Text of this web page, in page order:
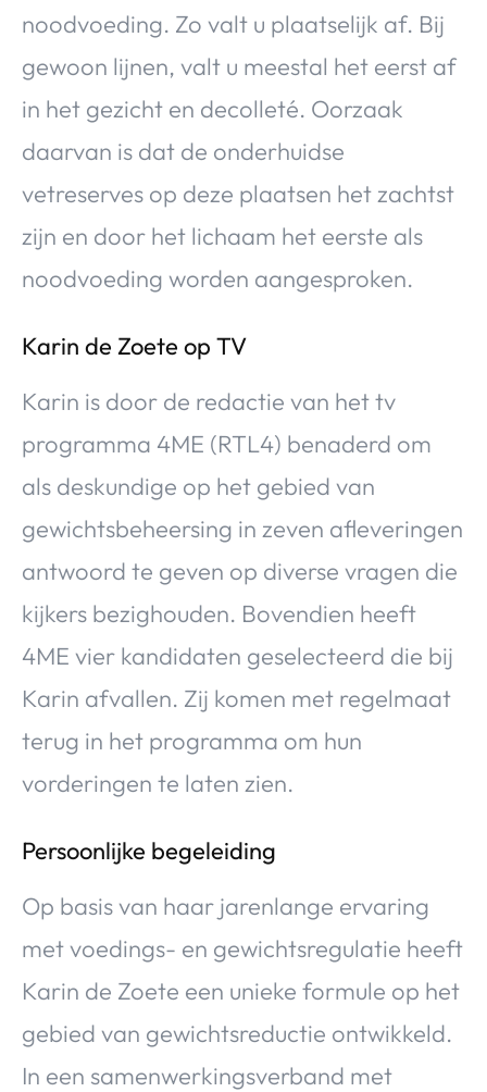
noodvoeding. Zo valt u plaatselijk af. Bij
gewoon lijnen, valt u meestal het eerst af
in het gezicht en decolleté. Oorzaak
daarvan is dat de onderhuidse
vetreserves op deze plaatsen het zachtst
zijn en door het lichaam het eerste als
noodvoeding worden aangesproken.
Karin de Zoete op TV
Karin is door de redactie van het tv
programma 4ME (RTL4) benaderd om
als deskundige op het gebied van
gewichtsbeheersing in zeven afleveringen
antwoord te geven op diverse vragen die
kijkers bezighouden. Bovendien heeft
4ME vier kandidaten geselecteerd die bij
Karin afvallen. Zij komen met regelmaat
terug in het programma om hun
vorderingen te laten zien.
Persoonlijke begeleiding
Op basis van haar jarenlange ervaring
met voedings- en gewichtsregulatie heeft
Karin de Zoete een unieke formule op het
gebied van gewichtsreductie ontwikkeld.
In een samenwerkingsverband met